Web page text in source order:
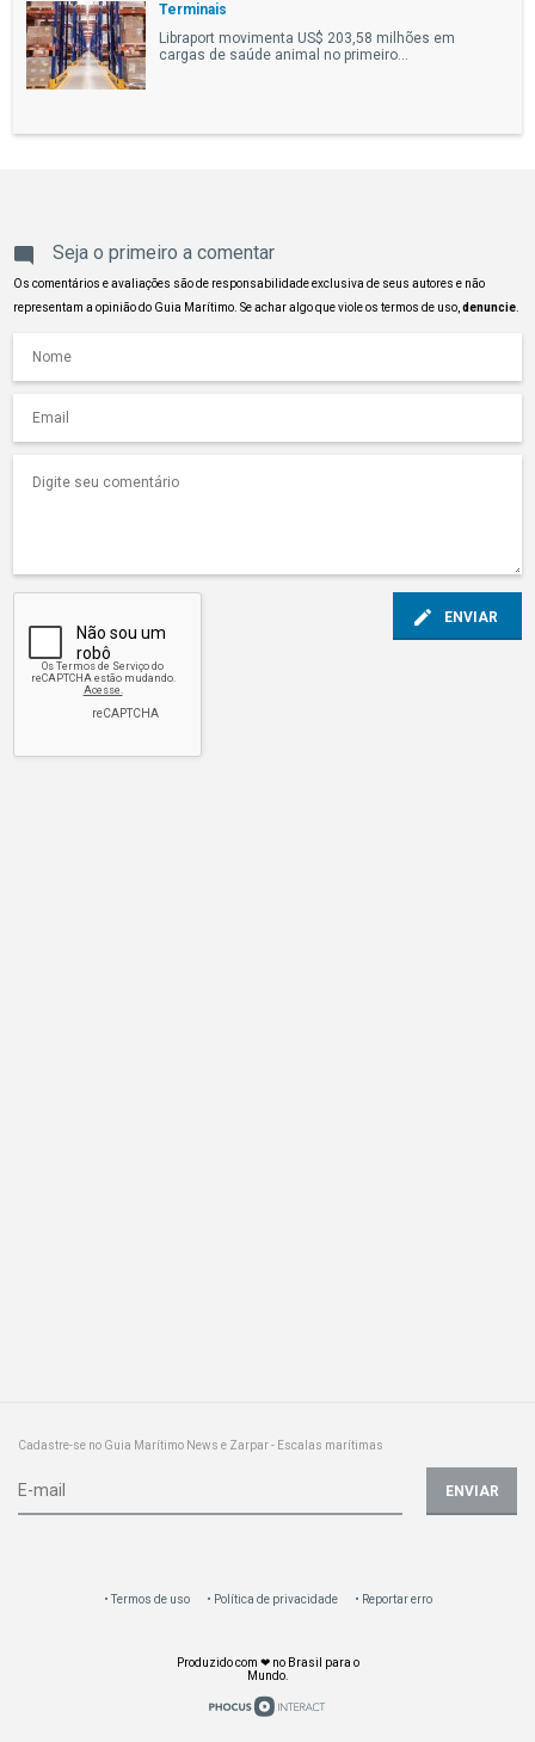
Terminais
Libraport movimenta US$ 203,58 milhões em
cargas de saúde animal no primeiro...
Seja o primeiro a comentar
Os comentários e avaliações são de responsabilidade exclusiva de seus autores e não
representam a opinião do Guia Marítimo. Se achar algo que viole os termos de uso, denuncie
ENVIAR
Cadastre-se no Guia Marítimo News e Zarpar - Escalas marítimas
ENVIAR
Termos de uso Política de privacidade Reportar erro
Produzido com ❤ no Brasil para o
Mundo.